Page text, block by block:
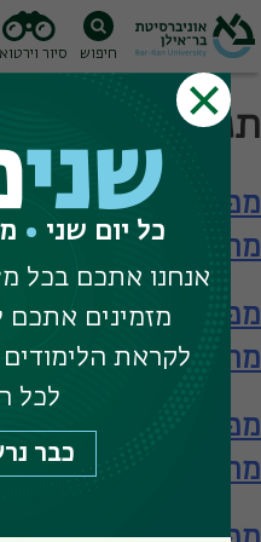
Skip
to
חיפוש סיור
תגית חיפוש:
מפגש עם הפקולטה
מתקדמים
מפגש עם הפקולטה
מתקדמים
מפגש עם הפקולטה
מתקדמים
שני
כל יום שני
אנחנו אתכם בכל
מזמינים אתכם
לקראת
לכל
כבר